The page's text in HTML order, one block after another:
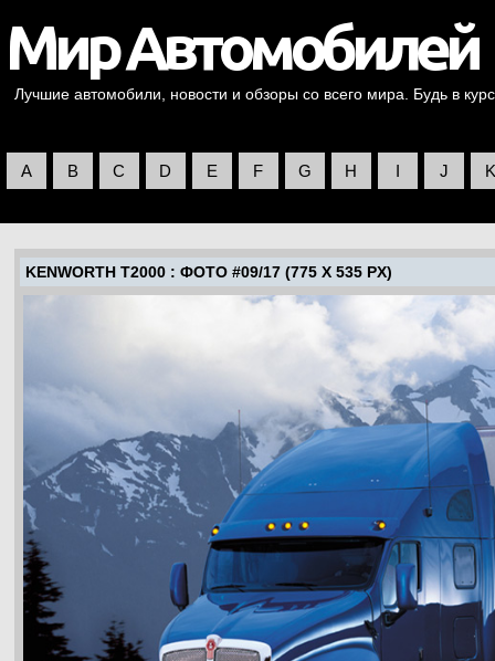
Лучшие автомобили, новости и обзоры со всего мира. Будь в
A B C D E F G H I J K
KENWORTH T2000 : ФОТО #09/17 (775 X 535 PX)